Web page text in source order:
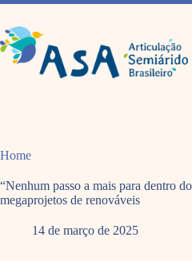
Pular
o
conteúdo
Home
“Nenhum passo a mais para dentro
megaprojetos de renováveis
14 de março de 2025